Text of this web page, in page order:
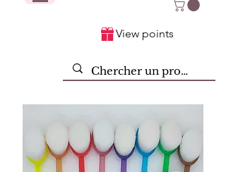
View points